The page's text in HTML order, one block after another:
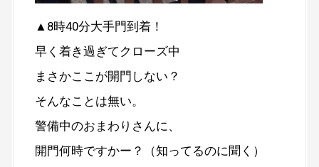
▲8時40分大手門到着！
早く着き過ぎてクローズ中
まさかここが開門しない？
そんなことは無い。
警備中のおまわりさんに、
開門何時ですかー？（知ってるのに聞く）